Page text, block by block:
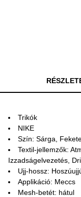
Trikók
NIKE
Szín: Sárga,
Textil-jellemzők:
Izzadságelvezetés,
Ujj-hossz:
Applikáció: Meccs
Mesh-betét: hátul